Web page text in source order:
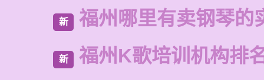
新 福州哪里有卖钢琴的
新 福州K歌培训机构排